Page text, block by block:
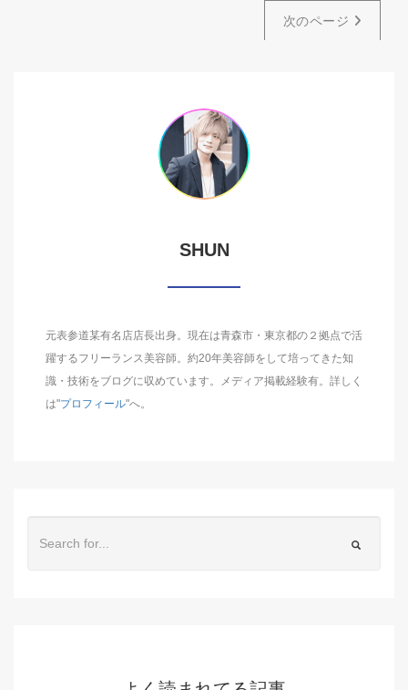
次のページ
SHUN
元表参道某有名店店長出身。現在は青森市・東京都の２拠点で活
躍するフリーランス美容師。約20年美容師をして培ってきた知
識・技術をブログに収めています。メディア掲載経験有。詳しく
は"プロフィール"へ。